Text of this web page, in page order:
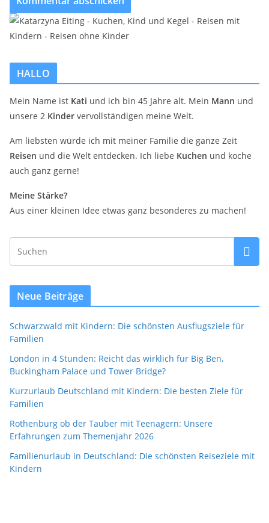
HALLO
Mein Name ist Kati und ich bin 45 Jahre alt. Mein Mann und
unsere 2 Kinder vervollständigen meine Welt.
Am liebsten würde ich mit meiner Familie die ganze Zeit
Reisen und die Welt entdecken. Ich liebe Kuchen und koche
auch ganz gerne!
Meine Stärke?
Aus einer kleinen Idee etwas ganz besonderes zu machen!
Neue Beiträge
Schwarzwald mit Kindern: Die schönsten Ausflugsziele für
Familien
London in 4 Stunden: Reicht das wirklich für Big Ben,
Buckingham Palace und Tower Bridge?
Kurzurlaub Deutschland mit Kindern: Die besten Ziele für
Familien
Rothenburg ob der Tauber mit Teenagern: Unsere
Erfahrungen zum Themenjahr 2026
Familienurlaub in Deutschland: Die schönsten Reiseziele mit
Kindern